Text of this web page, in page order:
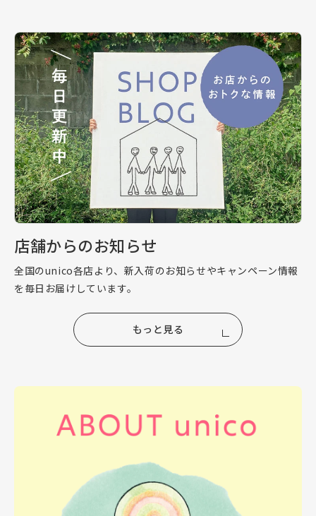
店舗からのお知らせ
全国のunico各店より、新入荷のお知らせやキャンペーン情報
を毎日お届けしています。
もっと見る